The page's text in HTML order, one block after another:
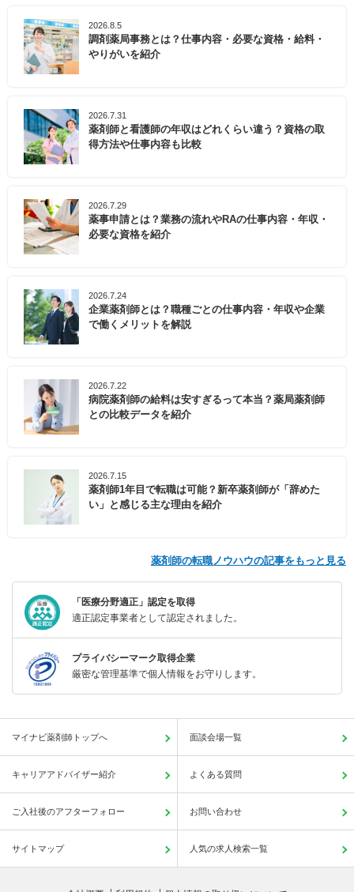
2026.8.5
調剤薬局事務とは？仕事内容・必要な資格・給料・
やりがいを紹介
2026.7.31
薬剤師と看護師の年収はどれくらい違う？資格の取
得方法や仕事内容も比較
2026.7.29
薬事申請とは？業務の流れやRAの仕事内容・年収・
必要な資格を紹介
2026.7.24
企業薬剤師とは？職種ごとの仕事内容・年収や企業
で働くメリットを解説
2026.7.22
病院薬剤師の給料は安すぎるって本当？薬局薬剤師
との比較データを紹介
2026.7.15
薬剤師1年目で転職は可能？新卒薬剤師が「辞めた
い」と感じる主な理由を紹介
薬剤師の転職ノウハウの記事をもっと見る
「医療分野適正」認定を取得
適正認定事業者として認定されました。
プライバシーマーク取得企業
厳密な管理基準で個人情報をお守りします。
マイナビ薬剤師トップへ 面談会場一覧
キャリアアドバイザー紹介 よくある質問
ご入社後のアフターフォロー お問い合わせ
サイトマップ 人気の求人検索一覧